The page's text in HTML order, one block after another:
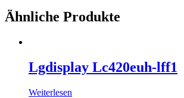
Ähnliche Produkte
Lgdisplay Lc420euh-lff1
Weiterlesen